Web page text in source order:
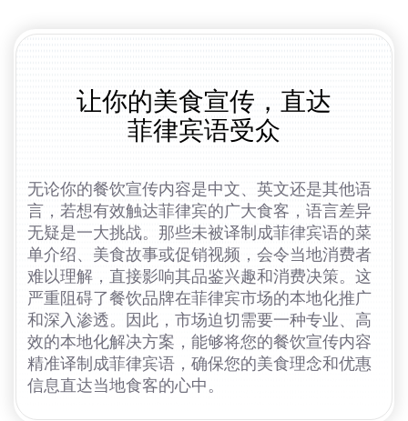
让你的美食宣传，直达
菲律宾语受众
无论你的餐饮宣传内容是中文、英文还是其他语
言，若想有效触达菲律宾的广大食客，语言差异
无疑是一大挑战。那些未被译制成菲律宾语的菜
单介绍、美食故事或促销视频，会令当地消费者
难以理解，直接影响其品鉴兴趣和消费决策。这
严重阻碍了餐饮品牌在菲律宾市场的本地化推广
和深入渗透。因此，市场迫切需要一种专业、高
效的本地化解决方案，能够将您的餐饮宣传内容
精准译制成菲律宾语，确保您的美食理念和优惠
信息直达当地食客的心中。